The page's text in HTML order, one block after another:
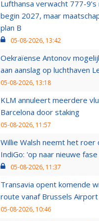
Lufthansa verwacht 777-
begin 2027, maar
plan B
05-08-2026, 13:42
Oekraïense Antonov
aan aanslag op luchthaven
05-08-2026, 13:18
KLM annuleert meerdere
Barcelona door staking
05-08-2026, 11:57
Willie Walsh neemt het roer
IndiGo: 'op naar nieuwe
05-08-2026, 11:37
Transavia opent komende
route vanaf Brussels Airport
05-08-2026, 10:46